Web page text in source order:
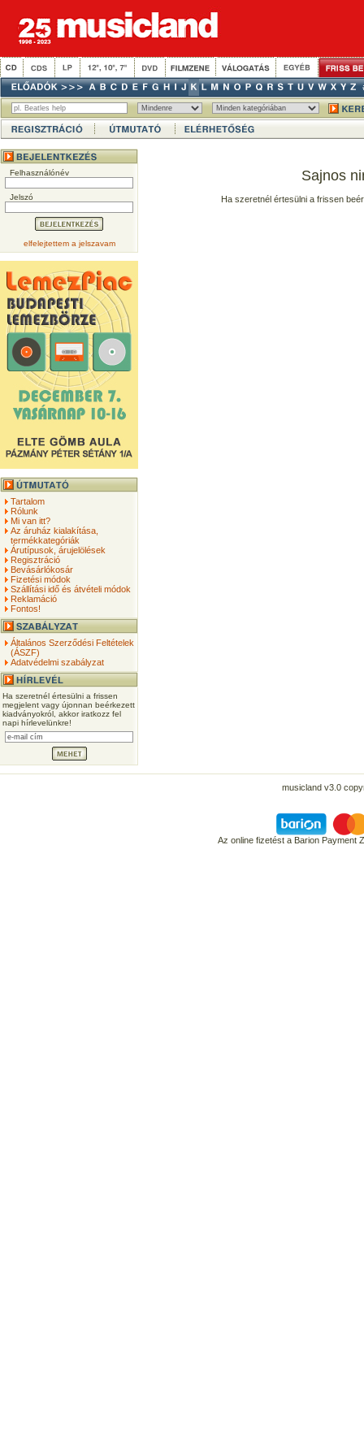
Felhasználónév
Jelszó
elfelejtettem a jelszavam
Tartalom
Rólunk
Mi van itt?
Az áruház kialakítása,
termékkategóriák
Árutípusok, árujelölések
Regisztráció
Bevásárlókosár
Fizetési módok
Szállítási idő és átvételi módok
Reklamáció
Fontos!
Általános Szerződési Feltételek
(ÁSZF)
Adatvédelmi szabályzat
Ha szeretnél értesülni a frissen
megjelent vagy újonnan beérkezett
kiadványokról, akkor iratkozz fel
napi hírlevelünkre!
Sajnos
Ha szeretnél értesülni a frissen
musicland v3.0
Az online fizetést a Barion Payment